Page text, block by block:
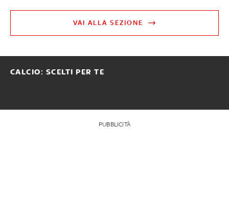
VAI ALLA SEZIONE
CALCIO: SCELTI PER TE
PUBBLICITÀ